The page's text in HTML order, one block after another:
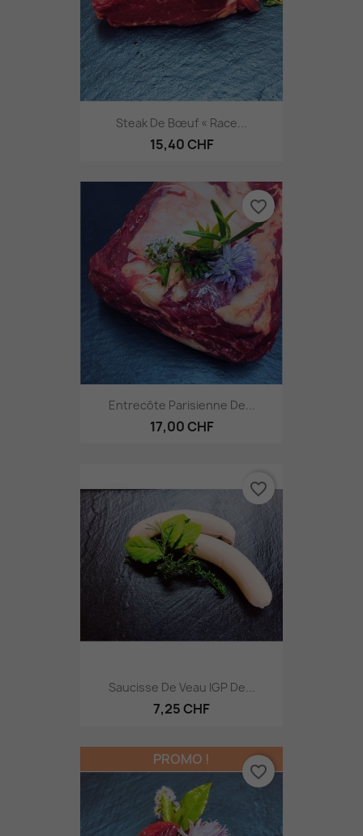
Steak De Bœuf « Race...
15,40 CHF
Entrecôte Parisienne De...
17,00 CHF
favorite_border
Saucisse De Veau IGP De...
7,25 CHF
favorite_border
PROMO !
favorite_border